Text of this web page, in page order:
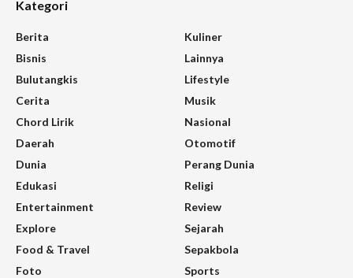
Kategori
Berita
Bisnis
Bulutangkis
Cerita
Chord Lirik
Daerah
Dunia
Edukasi
Entertainment
Explore
Food & Travel
Foto
Kuliner
Lainnya
Lifestyle
Musik
Nasional
Otomotif
Perang Dunia
Religi
Review
Sejarah
Sepakbola
Sports